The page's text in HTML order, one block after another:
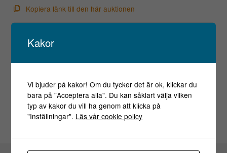
Kopiera länk till den här auktionen
Auktionen är avslutad
Är du intresserad av objektet men deltog inte i
Kakor
Vi bjuder på kakor! Om du tycker det är ok, klickar du
bara på "Acceptera alla". Du kan såklart välja vilken
typ av kakor du vill ha genom att klicka på
"Inställningar". Läs vår cookie policy